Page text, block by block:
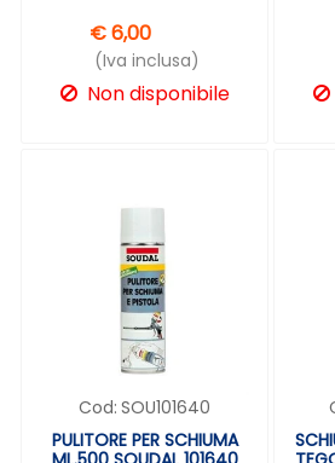
€ 6,00
(Iva inclusa)
Non disponibile
Cod: SOU101640
PULITORE PER SCHIUMA